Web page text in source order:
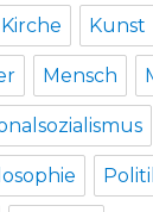
Kirche Kunst
Mensch